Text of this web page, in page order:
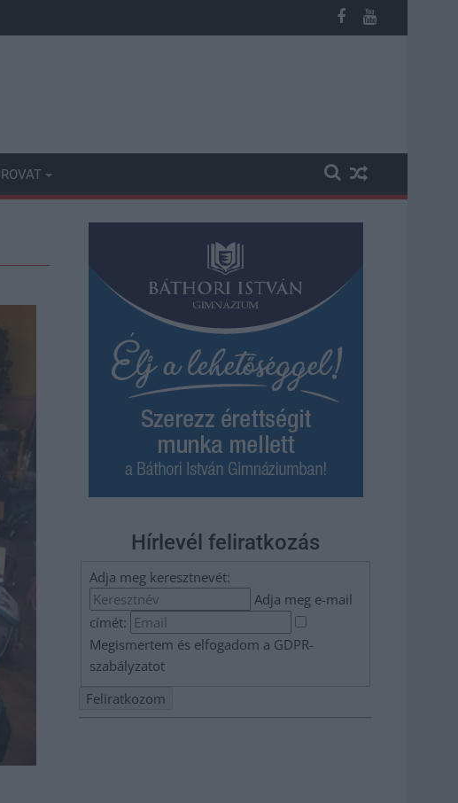
kritika a hazai turizmusról
Hírlevél feliratkozás
Adja meg keresztnevét:
Adja meg e-mail
címét:
Megismertem és elfogadom a GDPR-
szabályzatot